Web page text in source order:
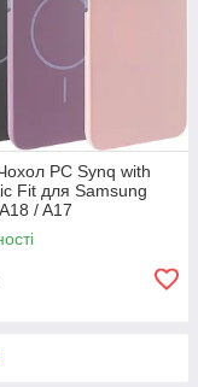
PC Synq with
Fit для Samsung
/ A17